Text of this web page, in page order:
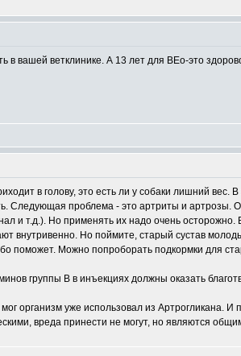
в вашей ветклинике. А 13 лет для ВЕо-это
в голову, это есть ли у собаки лишний вес.
Следующая проблема - это артриты и артрозы.
и т.д.). Но применять их надо очень осторожно.
внутривенно. Но поймите, старый сустав
Можно попроборать подкормки для
группы В в инъекциях должны оказать
организм уже использовал из Артрогликана. И
вреда принести не могут, но являются